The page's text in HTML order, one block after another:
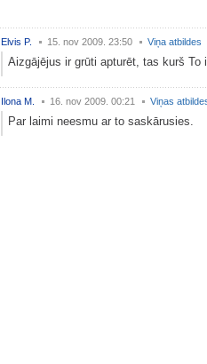
Elvis P. 15. nov 2009. 23:50 Viņa atbildes
Aizgājējus ir grūti apturēt, tas kurš
Ilona M. 16. nov 2009. 00:21 Viņas
Par laimi neesmu ar to saskārusies.